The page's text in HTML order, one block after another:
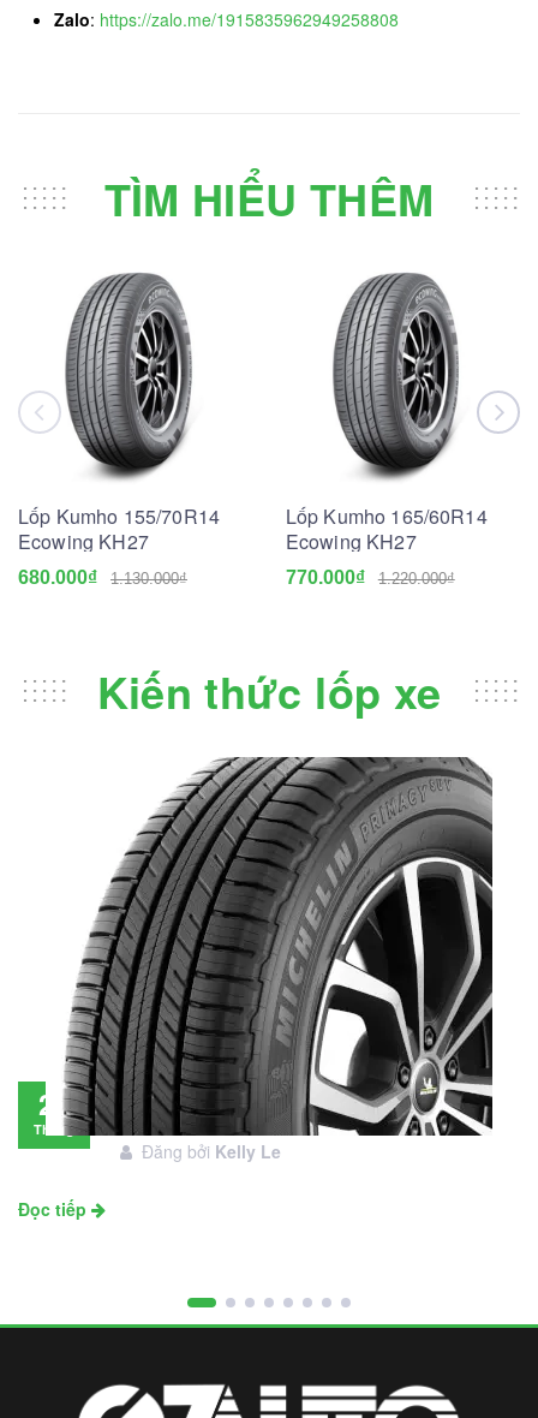
Zalo: https://zalo.me/1915835962949258808
TÌM HIỂU THÊM
Lốp Kumho 155/70R14
Ecowing KH27
680.000₫ 1.130.000₫
Lốp Kumho 165/60R14
Ecowing KH27
770.000₫ 1.220.000₫
Kiến thức lốp xe
28
Tháng
Đánh giá lốp Michelin Primacy SUV: Đáng
đầu tư không?
Đăng bởi Kelly Le
Đọc tiếp